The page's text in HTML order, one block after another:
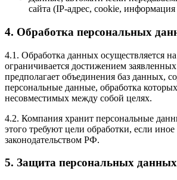
сайта (IP-адрес, cookie, информация
4. Обработка персональных
4.1. Обработка данных осуществляется
ограничивается достижением
предполагает объединения баз данных,
персональные данные, обработка
несовместимых между собой целях.
4.2. Компания хранит персональные
этого требуют цели обработки, если
законодательством РФ.
5. Защита персональных данных